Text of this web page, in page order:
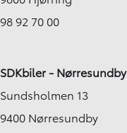
98 92 70 00
SDKbiler - Nørresundby
Sundsholmen 13
9400 Nørresundby